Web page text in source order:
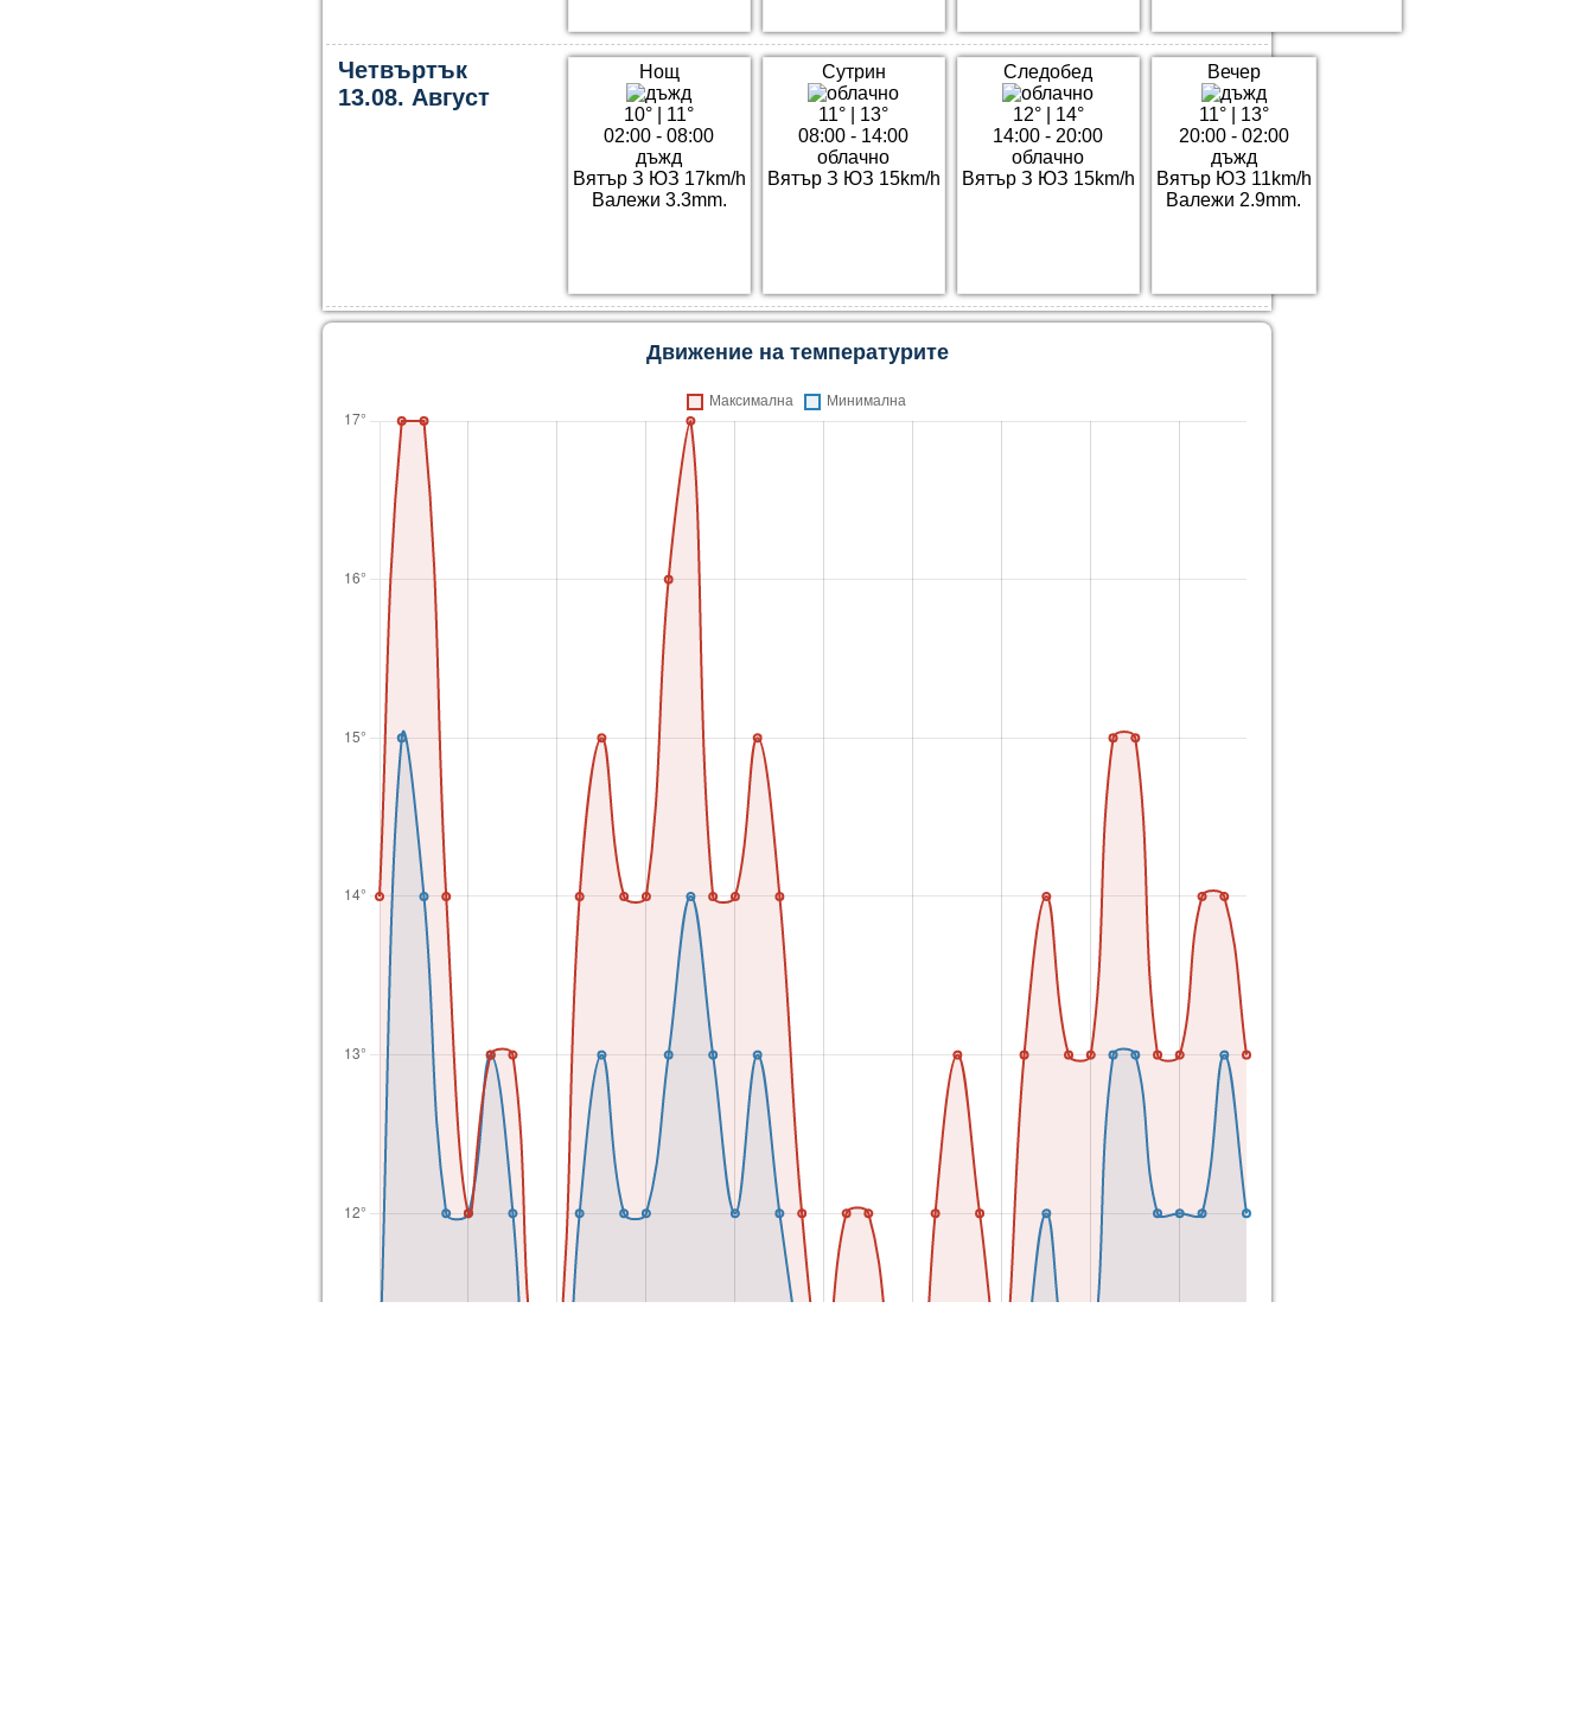
Четвъртък
13.08. Август
Нощ
10°
11°
02:00 - 08:00
дъжд
Вятър З ЮЗ 17km/h
Валежи 3.3mm.
Сутрин
11°
13°
08:00 - 14:00
облачно
Вятър З ЮЗ 15km/h
Следобед
12°| 14°
14:00 - 20:00
облачно
Вятър З ЮЗ 15km/h
Вечер
11°| 13°
20:00 - 02:00
дъжд
Вятър ЮЗ 11km/h
Валежи 2.9mm.
Движение на температурите